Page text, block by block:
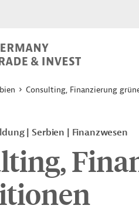
Consulting, Finanzierung
Serbien Finanzwesen